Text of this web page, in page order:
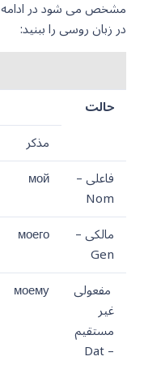
مشخص می شود در ادامه
در زبان روسی را ببنید:
حالت
مذکر
فاعلی –
Nom
мой
مالکی –
Gen
моего
مفعولی
غیر
مستقیم
– Dat
моему